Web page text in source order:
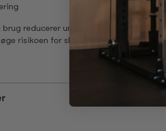
reducerer unødvendigt slid på
risikoen for skader. Forebyggende